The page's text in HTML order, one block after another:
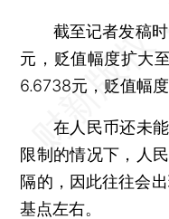
截至记者发稿时
元，贬值幅度扩大
6.6738元，贬值幅度
在人民币还未能
限制的情况下，人
隔的，因此往往会
基点左右。